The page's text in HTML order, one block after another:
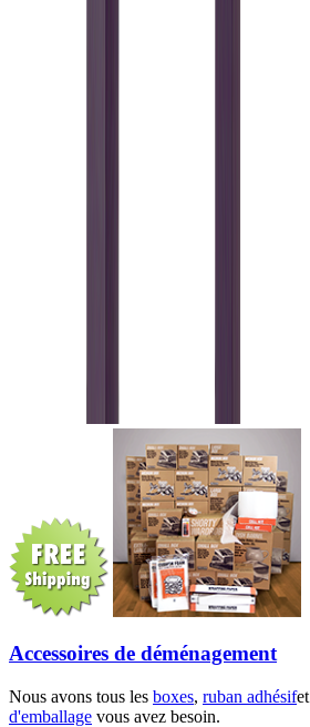
Accessoires de déménagement
Nous avons tous les boxes, ruban adhésifet
d'emballage vous avez besoin.